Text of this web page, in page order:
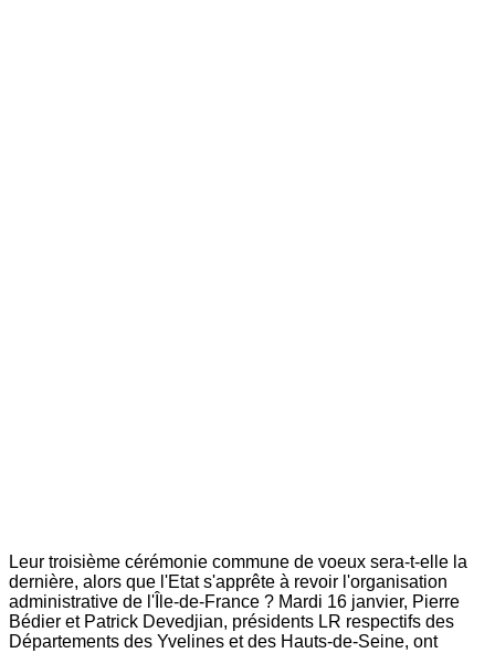
Leur troisième cérémonie commune de voeux sera-t-elle la
dernière, alors que l'Etat s'apprête à revoir l'organisation
administrative de l'Île-de-France ? Mardi 16 janvier, Pierre
Bédier et Patrick Devedjian, présidents LR respectifs des
Départements des Yvelines et des Hauts-de-Seine, ont